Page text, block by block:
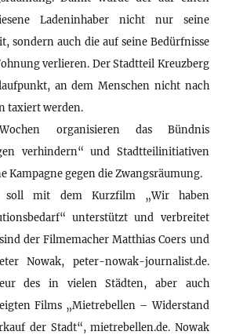
Ladeninhaber nicht nur seine
sondern auch die auf seine Bedürfnisse
verlieren. Der Stadtteil Kreuzberg
an dem Menschen nicht nach
taxiert werden.
organisieren das Bündnis
verhindern“ und Stadtteilinitiativen
Kampagne gegen die Zwangsräumung.
soll mit dem Kurzfilm „Wir haben
unterstützt und verbreitet
der Filmemacher Matthias Coers und
Nowak, peter-nowak-journalist.de.
des in vielen Städten, aber auch
Films „Mietrebellen – Widerstand
der Stadt“, mietrebellen.de. Nowak